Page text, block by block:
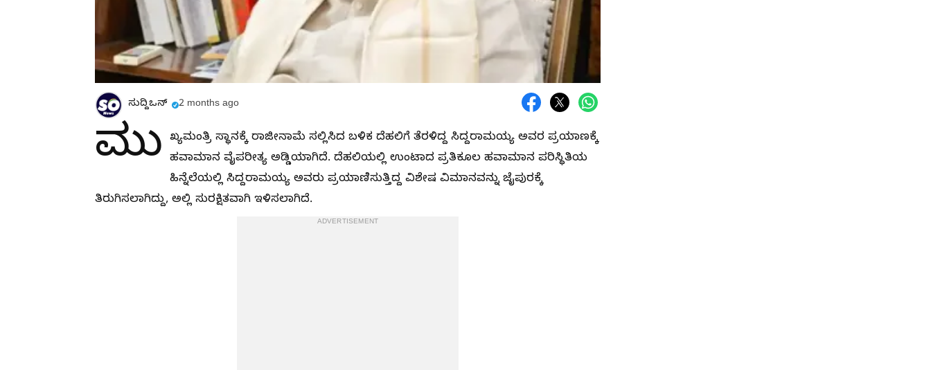
ಸುದ್ದಿಒನ್ 2 months ago
ಮು ಖ್ಯಮಂತ್ರಿ ಸ್ಥಾನಕ್ಕೆ ರಾಜೀನಾಮೆ ಸಲ್ಲಿಸಿದ ಬಳಿಕ ದೆಹಲಿಗೆ ತೆರಳಿದ್ದ ಸಿದ್ದರಾಮಯ್ಯ ಅವರ ಪ್ರಯಾಣಕ್ಕೆ
ಹವಾಮಾನ ವೈಪರೀತ್ಯ ಅಡ್ಡಿಯಾಗಿದೆ. ದೆಹಲಿಯಲ್ಲಿ ಉಂಟಾದ ಪ್ರತಿಕೂಲ ಹವಾಮಾನ ಪರಿಸ್ಥಿತಿಯ
ಹಿನ್ನೆಲೆಯಲ್ಲಿ ಸಿದ್ದರಾಮಯ್ಯ ಅವರು ಪ್ರಯಾಣಿಸುತ್ತಿದ್ದ ವಿಶೇಷ ವಿಮಾನವನ್ನು ಜೈಪುರಕ್ಕೆ
ತಿರುಗಿಸಲಾಗಿದ್ದು, ಅಲ್ಲಿ ಸುರಕ್ಷಿತವಾಗಿ ಇಳಿಸಲಾಗಿದೆ.
ADVERTISEMENT